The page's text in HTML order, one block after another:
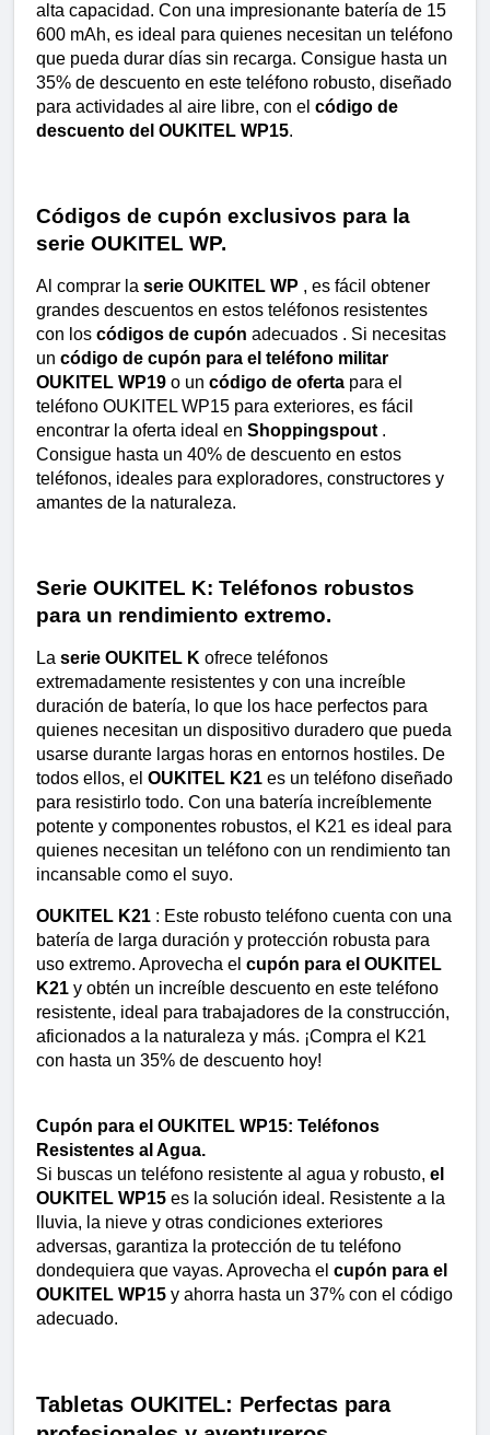
alta capacidad. Con una impresionante batería de 15
600 mAh, es ideal para quienes necesitan un teléfono
que pueda durar días sin recarga. Consigue hasta un
35% de descuento en este teléfono robusto, diseñado
para actividades al aire libre, con el código de
descuento del OUKITEL WP15.
Códigos de cupón exclusivos para la
serie OUKITEL WP.
Al comprar la serie OUKITEL WP , es fácil obtener
grandes descuentos en estos teléfonos resistentes
con los códigos de cupón adecuados . Si necesitas
un código de cupón para el teléfono militar
OUKITEL WP19 o un código de oferta para el
teléfono OUKITEL WP15 para exteriores, es fácil
encontrar la oferta ideal en Shoppingspout .
Consigue hasta un 40% de descuento en estos
teléfonos, ideales para exploradores, constructores y
amantes de la naturaleza.
Serie OUKITEL K: Teléfonos robustos
para un rendimiento extremo.
La serie OUKITEL K ofrece teléfonos
extremadamente resistentes y con una increíble
duración de batería, lo que los hace perfectos para
quienes necesitan un dispositivo duradero que pueda
usarse durante largas horas en entornos hostiles. De
todos ellos, el OUKITEL K21 es un teléfono diseñado
para resistirlo todo. Con una batería increíblemente
potente y componentes robustos, el K21 es ideal para
quienes necesitan un teléfono con un rendimiento tan
incansable como el suyo.
OUKITEL K21 : Este robusto teléfono cuenta con una
batería de larga duración y protección robusta para
uso extremo. Aprovecha el cupón para el OUKITEL
K21 y obtén un increíble descuento en este teléfono
resistente, ideal para trabajadores de la construcción,
aficionados a la naturaleza y más. ¡Compra el K21
con hasta un 35% de descuento hoy!
Cupón para el OUKITEL WP15: Teléfonos
Resistentes al Agua.
Si buscas un teléfono resistente al agua y robusto, el
OUKITEL WP15 es la solución ideal. Resistente a la
lluvia, la nieve y otras condiciones exteriores
adversas, garantiza la protección de tu teléfono
dondequiera que vayas. Aprovecha el cupón para el
OUKITEL WP15 y ahorra hasta un 37% con el código
adecuado.
Tabletas OUKITEL: Perfectas para